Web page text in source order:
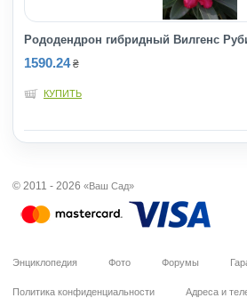
Рододендрон гибридный Вилгенс
1590.24 ₴
КУПИТЬ
© 2011 - 2026 «Ваш Сад»
Энциклопедия Фото Форумы
Политика конфиденциальности Адреса и